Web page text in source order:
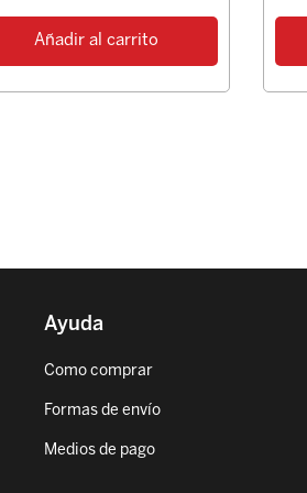
Añadir al carrito
Ayuda
Como comprar
Formas de envío
Medios de pago